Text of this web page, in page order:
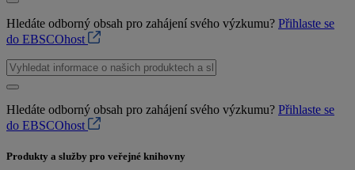
Hledáte odborný obsah pro zahájení svého výzkumu? Přihlaste se
do EBSCOhost
Hledáte odborný obsah pro zahájení svého výzkumu? Přihlaste se
do EBSCOhost
Produkty a služby pro veřejné knihovny